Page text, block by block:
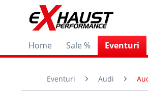
Home Sale % Eventuri
Eventuri Audi